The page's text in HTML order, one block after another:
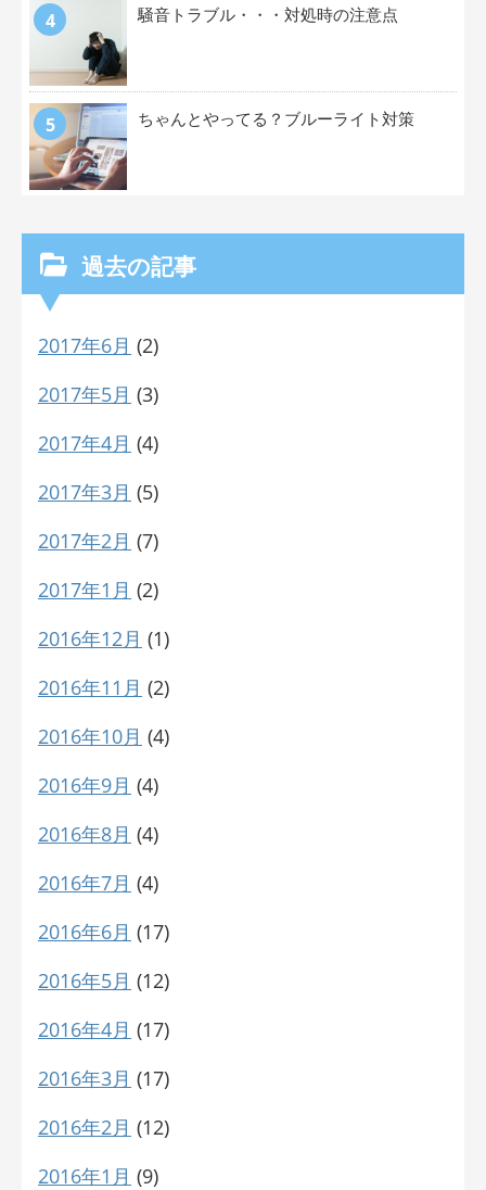
騒音トラブル・・・対処時の注意点
ちゃんとやってる？ブルーライト対策
過去の記事
2017年6月 (2)
2017年5月 (3)
2017年4月 (4)
2017年3月 (5)
2017年2月 (7)
2017年1月 (2)
2016年12月 (1)
2016年11月 (2)
2016年10月 (4)
2016年9月 (4)
2016年8月 (4)
2016年7月 (4)
2016年6月 (17)
2016年5月 (12)
2016年4月 (17)
2016年3月 (17)
2016年2月 (12)
2016年1月 (9)